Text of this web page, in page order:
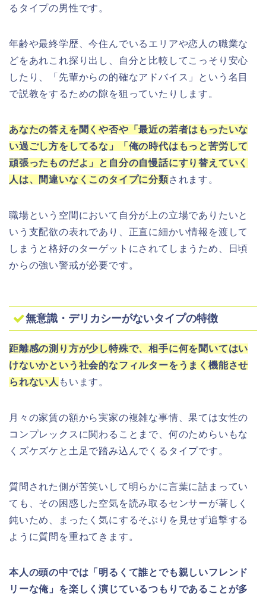
るタイプの男性です。
年齢や最終学歴、今住んでいるエリアや恋人の職業な
どをあれこれ探り出し、自分と比較してこっそり安心
したり、「先輩からの的確なアドバイス」という名目
で説教をするための隙を狙っていたりします。
あなたの答えを聞くや否や「最近の若者はもったいな
い過ごし方をしてるな」「俺の時代はもっと苦労して
頑張ったものだよ」と自分の自慢話にすり替えていく
人は、間違いなくこのタイプに分類されます。
職場という空間において自分が上の立場でありたいと
いう支配欲の表れであり、正直に細かい情報を渡して
しまうと格好のターゲットにされてしまうため、日頃
からの強い警戒が必要です。
無意識・デリカシーがないタイプの特徴
距離感の測り方が少し特殊で、相手に何を聞いてはい
けないかという社会的なフィルターをうまく機能させ
られない人 もいます。
月々の家賃の額から実家の複雑な事情、果ては女性の
コンプレックスに関わることまで、何のためらいもな
くズケズケと土足で踏み込んでくるタイプです。
質問された側が苦笑いして明らかに言葉に詰まってい
ても、その困惑した空気を読み取るセンサーが著しく
鈍いため、まったく気にするそぶりを見せず追撃する
ように質問を重ねてきます。
本人の頭の中では「明るくて誰とでも親しいフレンド
リーな俺」を楽しく演じているつもりであることが多